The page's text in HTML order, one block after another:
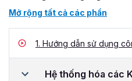
Mở rộng tất cả các phần
1. Hướng dẫn sử dụng
Hệ thống hóa các